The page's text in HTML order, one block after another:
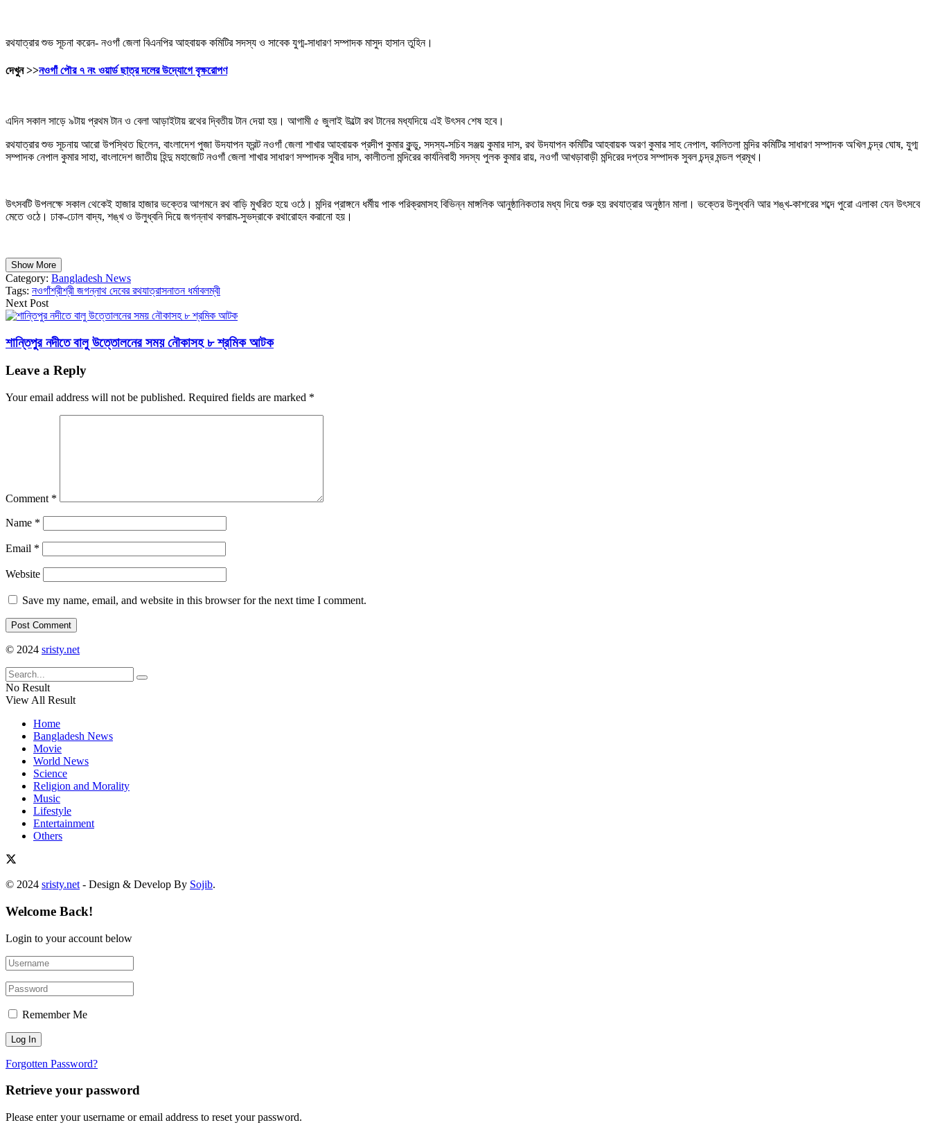
রথযাত্রার শুভ সূচনা করেন- নওগাঁ জেলা বিএনপির আহবায়ক কমিটির সদস্য ও সাবেক যুগ্ম-সাধারণ সম্পাদক মাসুদ হাসান তুহিন।
দেখুন >>নওগাঁ পৌর ৭ নং ওয়ার্ড ছাত্র দলের উদ্যোগে বৃক্ষরোপণ
এদিন সকাল সাড়ে ৯টায় প্রথম টান ও বেলা আড়াইটায় রথের দ্বিতীয় টান দেয়া হয়। আগামী ৫ জুলাই উল্টো রথ টানের মধ্যদিয়ে এই উৎসব শেষ হবে।
রথযাত্রার শুভ সূচনায় আরো উপস্থিত ছিলেন, বাংলাদেশ পুজা উদযাপন ফ্রন্ট নওগাঁ জেলা শাখার আহবায়ক প্রদীপ কুমার কুন্ডু, সদস্য-সচিব সঞ্জয় কুমার দাস, রথ উদযাপন কমিটির আহবায়ক অরণ কুমার সাহ নেপাল, কালিতলা মন্দির কমিটির সাধারণ সম্পাদক অখিল চন্দ্র ঘোষ, যুগ্ম
সম্পাদক নেপাল কুমার সাহা, বাংলাদেশ জাতীয় হিন্দু মহাজোট নওগাঁ জেলা শাখার সাধারণ সম্পাদক সুবীর দাস, কালীতলা মন্দিরের কার্যনিবাহী সদস্য পুলক কুমার রায়, নওগাঁ আখড়াবাড়ী মন্দিরের দপ্তর সম্পাদক সুবল চন্দ্র মন্ডল প্রমূখ।
উৎসবটি উপলক্ষে সকাল থেকেই হাজার হাজার ভক্তের আগমনে রথ বাড়ি মুখরিত হয়ে ওঠে। মন্দির প্রাঙ্গনে ধর্মীয় পাক পরিক্রমাসহ বিভিন্ন মাঙ্গলিক আনুষ্ঠানিকতার মধ্য দিয়ে শুরু হয় রথযাত্রার অনুষ্ঠান মালা। ভক্তের উলুধ্বনি আর শঙ্খ-কাশরের শব্দে পুরো এলাকা যেন উৎসবে
মেতে ওঠে। ঢাক-ঢোল বাদ্য, শঙ্খ ও উলুধ্বনি দিয়ে জগন্নাথ বলরাম-সুভদ্রাকে রথারোহন করানো হয়।
Show More
Category: Bangladesh News
Tags: নওগাঁশ্রীশ্রী জগন্নাথ দেবের রথযাত্রাসনাতন ধর্মাবলম্বী
Next Post
শান্তিপুর নদীতে বালু উত্তোলনের সময় নৌকাসহ ৮ শ্রমিক আটক
Leave a Reply
Your email address will not be published. Required fields are marked *
Comment *
Name *
Email *
Website
Save my name, email, and website in this browser for the next time I comment.
© 2024 sristy.net
No Result
View All Result
Home
Bangladesh News
Movie
World News
Science
Religion and Morality
Music
Lifestyle
Entertainment
Others
© 2024 sristy.net - Design & Develop By Sojib.
Welcome Back!
Login to your account below
Remember Me
Forgotten Password?
Retrieve your password
Please enter your username or email address to reset your password.